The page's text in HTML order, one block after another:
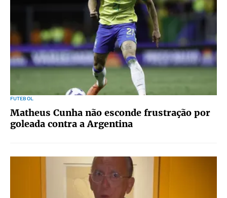
FUTEBOL
Matheus Cunha não esconde frustração por
goleada contra a Argentina